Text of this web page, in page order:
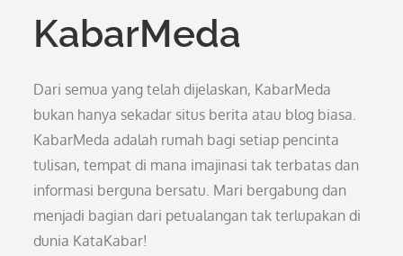
KabarMeda
Dari semua yang telah dijelaskan, KabarMeda
bukan hanya sekadar situs berita atau blog biasa.
KabarMeda adalah rumah bagi setiap pencinta
tulisan, tempat di mana imajinasi tak terbatas dan
informasi berguna bersatu. Mari bergabung dan
menjadi bagian dari petualangan tak terlupakan di
dunia KataKabar!